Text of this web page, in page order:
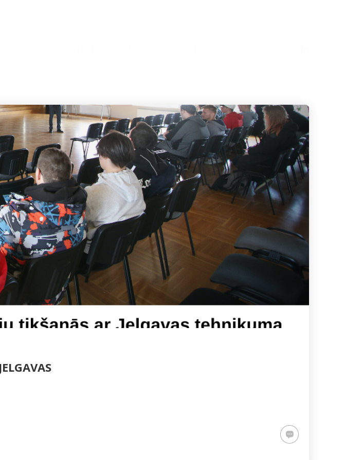
UN
IZBŪVĒ
23
JUNE
2024
PRIECĪGUS LĪGO
SVĒTKUS!
4. MAIJA
9
APRIL
MODULS
ENGINEERING JAUNA
ADRESE